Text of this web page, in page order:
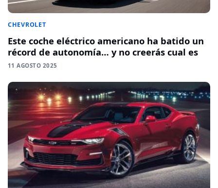
CHEVROLET
Este coche eléctrico americano ha batido un
récord de autonomía… y no creerás cual es
11 AGOSTO 2025